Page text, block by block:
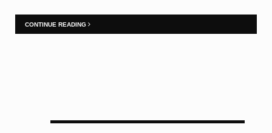
CONTINUE READING